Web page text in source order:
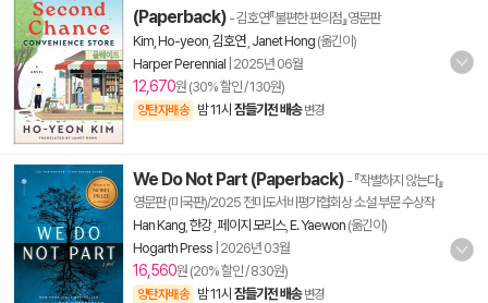
(Paperback) - 김호연『불편한 편의점』영문판
Kim, Ho-yeon 김호연, Janet Hong (옮긴이)
Harper Perennial 2025년 06월
12,670원 (30% 할인 / 130원)
양탄자배송 밤 11시 잠들기전 배송 변경
We Do Not Part (Paperback) - 『작별하지 않는다』
영문판 (미국판)/2025 전미도서비평가협회상 소설 부문 수상작
Han Kang 한강, 페이지 모리스, E. Yaewon (옮긴이)
Hogarth Press 2026년 03월
16,560원 (20% 할인 / 830원)
양탄자배송 밤 11시 잠들기전 배송 변경